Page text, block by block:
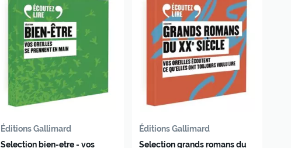
Éditions Gallimard
Selection bien-etre - vos
Éditions Gallimard
Selection grands romans du